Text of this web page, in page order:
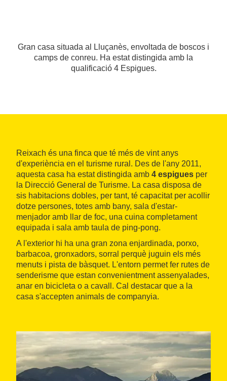
Gran casa situada al Lluçanès, envoltada de boscos i
camps de conreu. Ha estat distingida amb la
qualificació 4 Espigues.
Reixach és una finca que té més de vint anys
d'experiència en el turisme rural. Des de l'any 2011,
aquesta casa ha estat distingida amb 4 espigues per
la Direcció General de Turisme. La casa disposa de
sis habitacions dobles, per tant, té capacitat per acollir
dotze persones, totes amb bany, sala d'estar-
menjador amb llar de foc, una cuina completament
equipada i sala amb taula de ping-pong.
A l'exterior hi ha una gran zona enjardinada, porxo,
barbacoa, gronxadors, sorral perquè juguin els més
menuts i pista de bàsquet. L'entorn permet fer rutes de
senderisme que estan convenientment assenyalades,
anar en bicicleta o a cavall. Cal destacar que a la
casa s'accepten animals de companyia.